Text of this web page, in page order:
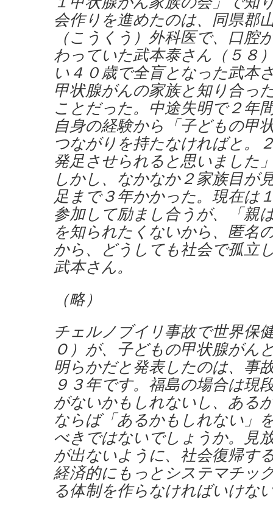
会作りを進めたのは、同県郡
（こうくう）外科医で、口腔
わっていた武本泰さん（５８
い４０歳で全盲となった武本
甲状腺がんの家族と知り合っ
ことだった。中途失明で２年
自身の経験から「子どもの甲
つながりを持たなければと。
発足させられると思いました
しかし、なかなか２家族目が
足まで３年かかった。現在は
参加して励まし合うが、「親
を知られたくないから、匿名
から、どうしても社会で孤立
武本さん。
（略）
チェルノブイリ事故で世界保
Ｏ）が、子どもの甲状腺がん
明らかだと発表したのは、事
９３年です。福島の場合は現
がないかもしれないし、ある
ならば「あるかもしれない」
べきではないでしょうか。見
が出ないように、社会復帰す
経済的にもっとシステマチッ
る体制を作らなければいけな